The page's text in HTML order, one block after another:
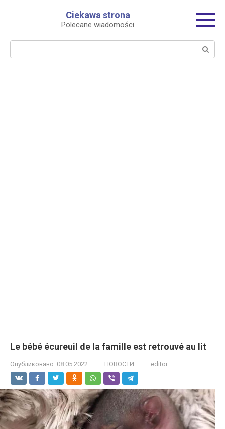
Ciekawa strona
Polecane wiadomości
Le bébé écureuil de la famille est retrouvé au lit
Опубликовано: 08.05.2022 НОВОСТИ editor